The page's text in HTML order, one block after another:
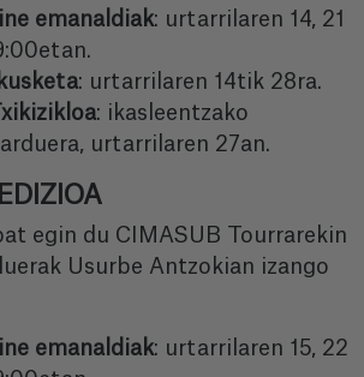
emanaldiak: urtarrilaren 14, 21
: urtarrilaren 14tik 28ra.
: ikasleentzako
urtarrilaren 27an.
egin du CIMASUB Tourrarekin
Usurbe Antzokian izango
emanaldiak: urtarrilaren 15, 22